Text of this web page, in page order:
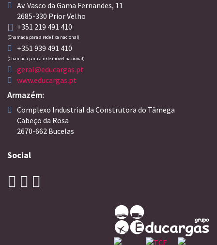
Av. Vasco da Gama Fernandes, 11
2685-330 Prior Velho
+351 219 491 410
(Chamada para a rede fixa nacional)
+351 939 491 410
(Chamada para a rede móvel nacional)
geral@educargas.pt
www.educargas.pt
Armazém:
Complexo Industrial da Construtora do Tâmega
Cabeço da Rosa
2670-662 Bucelas
Social